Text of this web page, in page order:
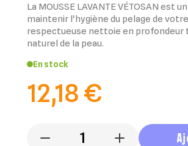
La MOUSSE LAVANTE VÉTOSAN est
maintenir l'hygiène du pelage de
respectueuse nettoie en profondeur
naturel de la peau.
En stock
12,18 €
- +